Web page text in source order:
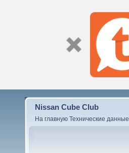
Nissan Cube Club
На главную Технические данные